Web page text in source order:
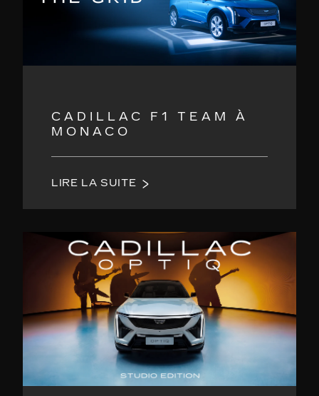
CADILLAC F1 TEAM À
MONACO
LIRE LA SUITE